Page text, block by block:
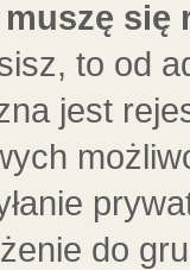
się
to od
jest
do